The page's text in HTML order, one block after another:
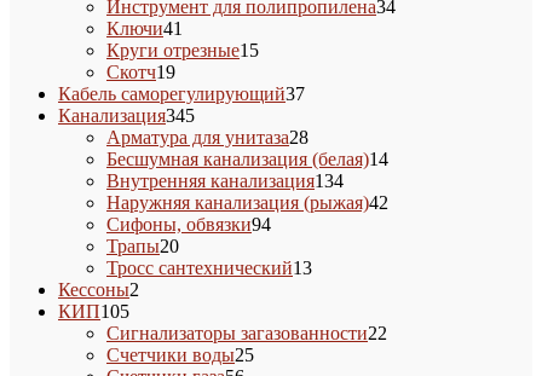
товаров
Инструмент для полипропилена3434
Ключи41
товар
Круги отрезные1515
Скотч1919
товаров
Кабель саморегулирующий3737
Канализация345345
товаров
Арматура для унитаза2828
товаров
Бесшумная канализация (белая)1414
Внутренняя канализация134134
товара
Наружняя канализация (рыжая)42
Сифоны, обвязки9494
Трапы2020
товаров
Тросс сантехнический1313
Кессоны2
КИП105105
товаров
Сигнализаторы загазованности22
Счетчики воды2525